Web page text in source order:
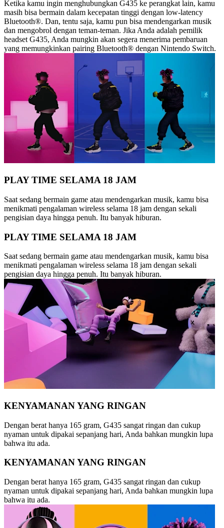
Ketika kamu ingin menghubungkan G435 ke perangkat lain, kamu
masih bisa bermain dalam kecepatan tinggi dengan low-latency
Bluetooth®. Dan, tentu saja, kamu pun bisa mendengarkan musik
dan mengobrol dengan teman-teman. Jika Anda adalah pemilik
headset G435, Anda mungkin akan segera menerima pembaruan
yang memungkinkan pairing Bluetooth® dengan Nintendo Switch.
PLAY TIME SELAMA 18 JAM
Saat sedang bermain game atau mendengarkan musik, kamu bisa
menikmati pengalaman wireless selama 18 jam dengan sekali
pengisian daya hingga penuh. Itu banyak hiburan.
PLAY TIME SELAMA 18 JAM
Saat sedang bermain game atau mendengarkan musik, kamu bisa
menikmati pengalaman wireless selama 18 jam dengan sekali
pengisian daya hingga penuh. Itu banyak hiburan.
KENYAMANAN YANG RINGAN
Dengan berat hanya 165 gram, G435 sangat ringan dan cukup
nyaman untuk dipakai sepanjang hari, Anda bahkan mungkin lupa
bahwa itu ada.
KENYAMANAN YANG RINGAN
Dengan berat hanya 165 gram, G435 sangat ringan dan cukup
nyaman untuk dipakai sepanjang hari, Anda bahkan mungkin lupa
bahwa itu ada.